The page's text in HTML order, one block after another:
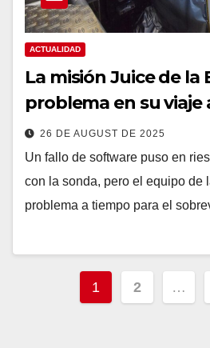
ACTUALIDAD
La misión Juice de la
problema en su viaje
26 DE AUGUST DE 2025
Un fallo de software puso en
con la sonda, pero el equipo de
problema a tiempo para el
1 2 …